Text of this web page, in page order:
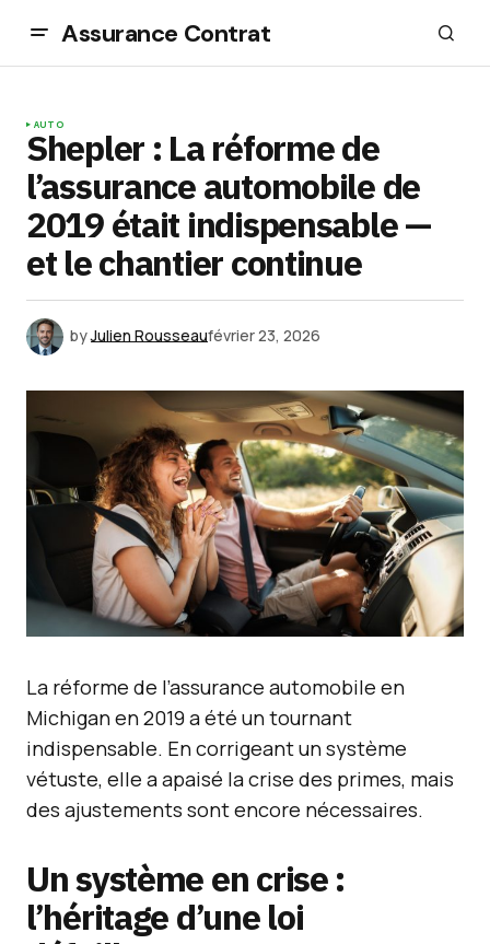
Assurance Contrat
AUTO
Shepler : La réforme de
l’assurance automobile de
2019 était indispensable —
et le chantier continue
byJulien Rousseaufévrier 23, 2026
La réforme de l’assurance automobile en
Michigan en 2019 a été un tournant
indispensable. En corrigeant un système
vétuste, elle a apaisé la crise des primes, mais
des ajustements sont encore nécessaires.
Un système en crise :
l’héritage d’une loi